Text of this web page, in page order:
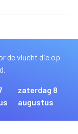
de vlucht die op
zaterdag 8
augustus